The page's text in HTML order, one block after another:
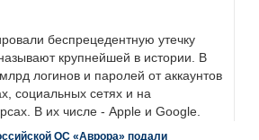
беспрецедентную утечку
крупнейшей в истории. В
логинов и паролей от аккаунтов
социальных сетях и на
В их числе - Apple и Google.
ОС «Аврора» подали